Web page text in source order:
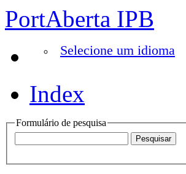
PortAberta IPB
Selecione um idioma
Index
Formulário de pesquisa